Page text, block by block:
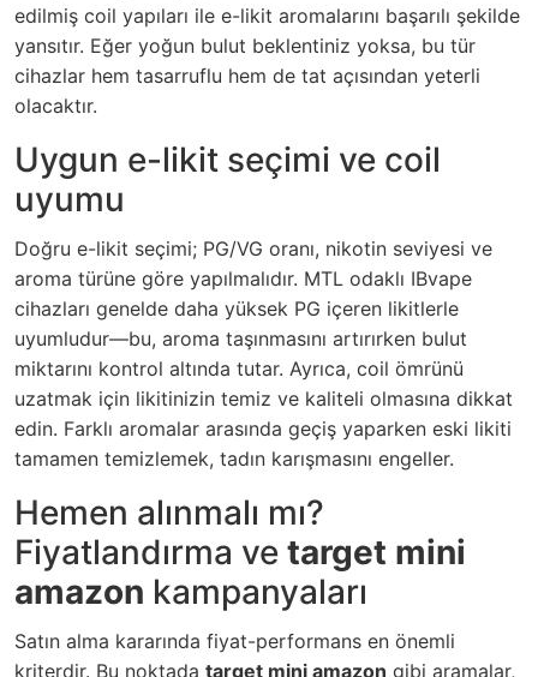
edilmiş coil yapıları ile e-likit aromalarını başarılı şekilde
yansıtır. Eğer yoğun bulut beklentiniz yoksa, bu tür
cihazlar hem tasarruflu hem de tat açısından yeterli
olacaktır.
Uygun e-likit seçimi ve coil
uyumu
Doğru e-likit seçimi; PG/VG oranı, nikotin seviyesi ve
aroma türüne göre yapılmalıdır. MTL odaklı IBvape
cihazları genelde daha yüksek PG içeren likitlerle
uyumludur—bu, aroma taşınmasını artırırken bulut
miktarını kontrol altında tutar. Ayrıca, coil ömrünü
uzatmak için likitinizin temiz ve kaliteli olmasına dikkat
edin. Farklı aromalar arasında geçiş yaparken eski likiti
tamamen temizlemek, tadın karışmasını engeller.
Hemen alınmalı mı?
Fiyatlandırma ve target mini
amazon kampanyaları
Satın alma kararında fiyat-performans en önemli
kriterdir. Bu noktada target mini amazon gibi aramalar,